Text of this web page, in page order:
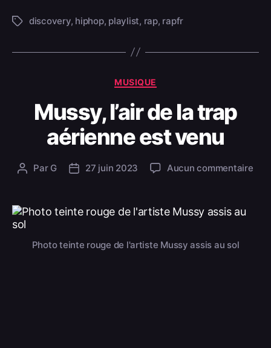
discovery, hiphop, playlist, rap, rapfr
MUSIQUE
Mussy, l’air de la trap
aérienne est venu
Par G 27 juin 2023 Aucun commentaire
Photo teinte rouge de l'artiste Mussy assis au sol